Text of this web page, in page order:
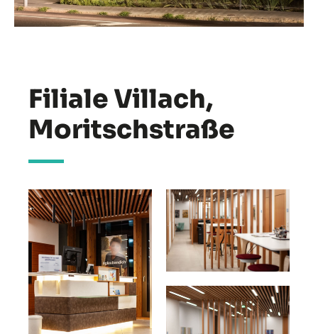
Filiale Villach,
Moritschstraße